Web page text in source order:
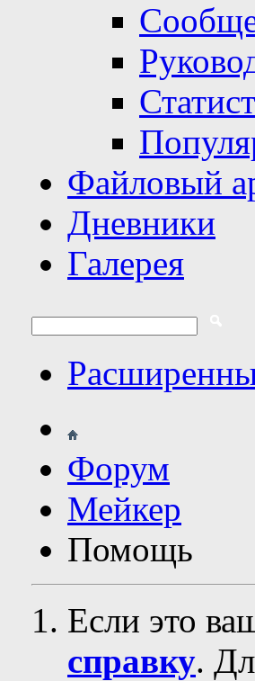
Файловый
Дневники
Галерея
Форум
Мейкер
Помощь
Если это
справку.